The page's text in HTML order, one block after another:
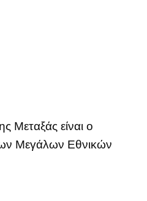
Μεταξάς είναι ο
Μεγάλων Εθνικών